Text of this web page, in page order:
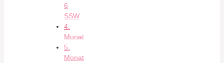
6
SSW
4.
Monat
5.
Monat